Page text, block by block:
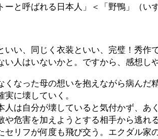
ーと呼ばれる日本人」＜「野鴨」（い
い、同じく衣装といい、完璧！秀作で
人はいないかと。ですから、感想し
くなった母の想いを抱えながら病ん
に壊していく。
人は自分が壊していると気付かず、あ
危害を加えようとする相手から逃れ
セリフが何度も飛び交う。エクダル